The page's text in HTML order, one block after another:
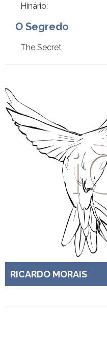
Hinário:
O Segredo
The Secret
RICARDO MORAIS